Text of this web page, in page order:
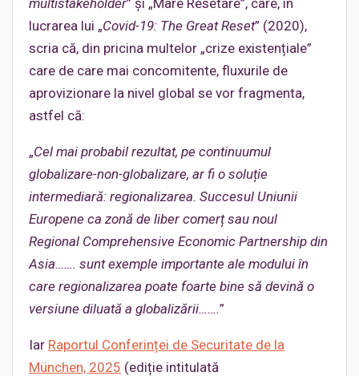
multistakeholder” și „Mare Resetare”, care, în
lucrarea lui „Covid-19: The Great Reset” (2020),
scria că, din pricina multelor „crize existențiale”
care de care mai concomitente, fluxurile de
aprovizionare la nivel global se vor fragmenta,
astfel că:
„Cel mai probabil rezultat, pe continuumul
globalizare-non-globalizare, ar fi o soluție
intermediară: regionalizarea. Succesul Uniunii
Europene ca zonă de liber comerț sau noul
Regional Comprehensive Economic Partnership din
Asia……. sunt exemple importante ale modului în
care regionalizarea poate foarte bine să devină o
versiune diluată a globalizării…….”
Iar Raportul Conferinței de Securitate de la
München, 2025 (ediție intitulată